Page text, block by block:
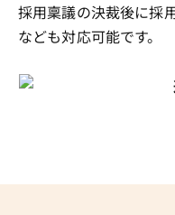
採用稟議の決裁後に採
なども対応可能です。